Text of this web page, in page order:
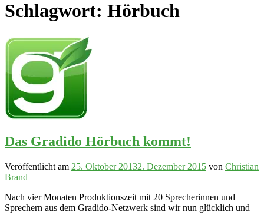
Schlagwort: Hörbuch
Das Gradido Hörbuch kommt!
Veröffentlicht am 25. Oktober 20132. Dezember 2015 von Christian
Brand
Nach vier Monaten Produktionszeit mit 20 Sprecherinnen und
Sprechern aus dem Gradido-Netzwerk sind wir nun glücklich und